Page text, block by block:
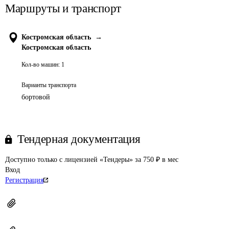
Маршруты и транспорт
Костромская область
→
Костромская область
Кол-во машин: 1
Варианты транспорта
бортовой
Тендерная документация
Доступно только с лицензией «Тендеры» за 750 ₽ в мес
Вход
Регистрация